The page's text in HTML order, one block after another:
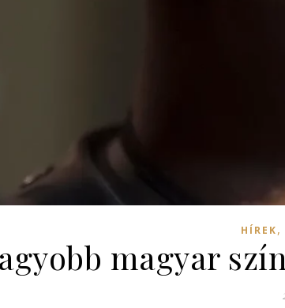
HÍREK,
magyar